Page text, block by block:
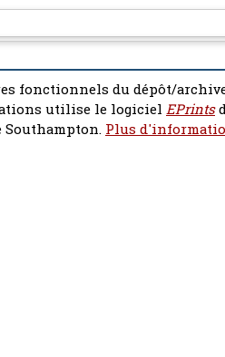
fonctionnels du dépôt/
utilise le logiciel EPrints
Plus